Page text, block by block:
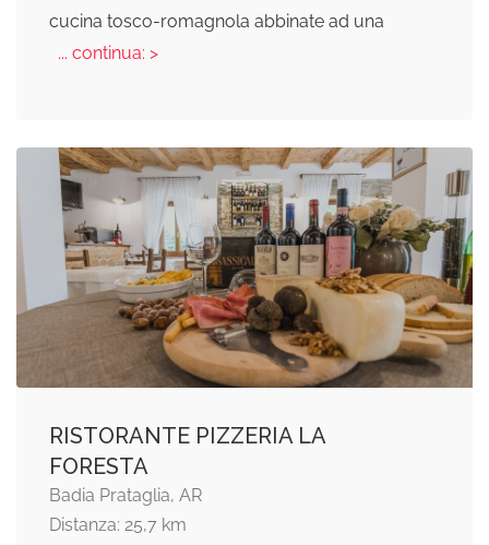
cucina tosco-romagnola abbinate ad una
... continua: >
RISTORANTE PIZZERIA LA
FORESTA
Badia Prataglia, AR
Distanza: 25,7 km